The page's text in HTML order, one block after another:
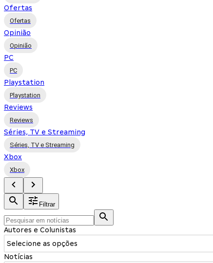
Ofertas
Ofertas
Opinião
Opinião
PC
PC
Playstation
Playstation
Reviews
Reviews
Séries, TV e Streaming
Séries, TV e Streaming
Xbox
Xbox
Filtrar
Autores e Colunistas
Selecione as opções
Notícias